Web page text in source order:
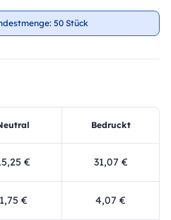
50 Stück
Bedruckt
€ 31,07 €
1,75 € 4,07 €